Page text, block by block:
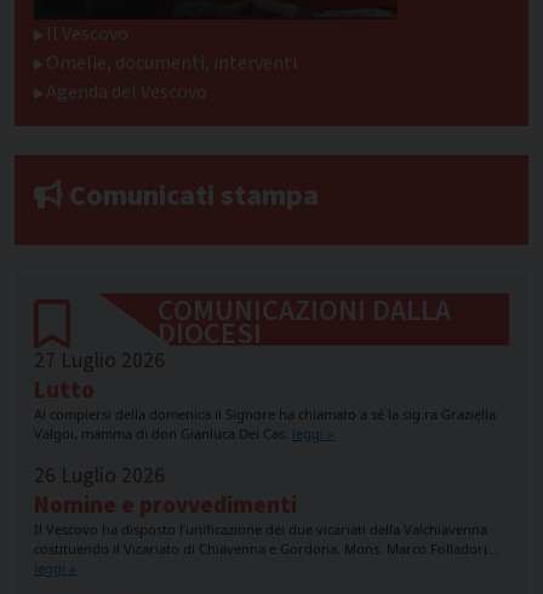
Il Vescovo
Omelie, documenti, interventi
Agenda del Vescovo
Comunicati stampa
COMUNICAZIONI DALLA
DIOCESI
27 Luglio 2026
Lutto
Al compiersi della domenica il Signore ha chiamato a sé la sig.ra Graziella
Valgoi, mamma di don Gianluca Dei Cas. leggi »
26 Luglio 2026
Nomine e provvedimenti
Il Vescovo ha disposto l’unificazione dei due vicariati della Valchiavenna
costituendo il Vicariato di Chiavenna e Gordona. Mons. Marco Folladori…
leggi »